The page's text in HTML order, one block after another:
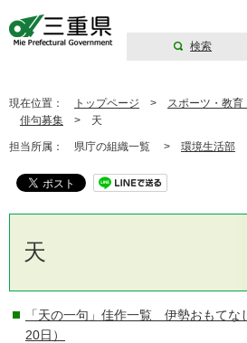
検索
現在位置： トップページ > スポーツ・教育
俳句募集 > 天
担当所属： 県庁の組織一覧 > 環境生活部
天
「天の一句」佳作一覧 伊勢おもてな
20日）